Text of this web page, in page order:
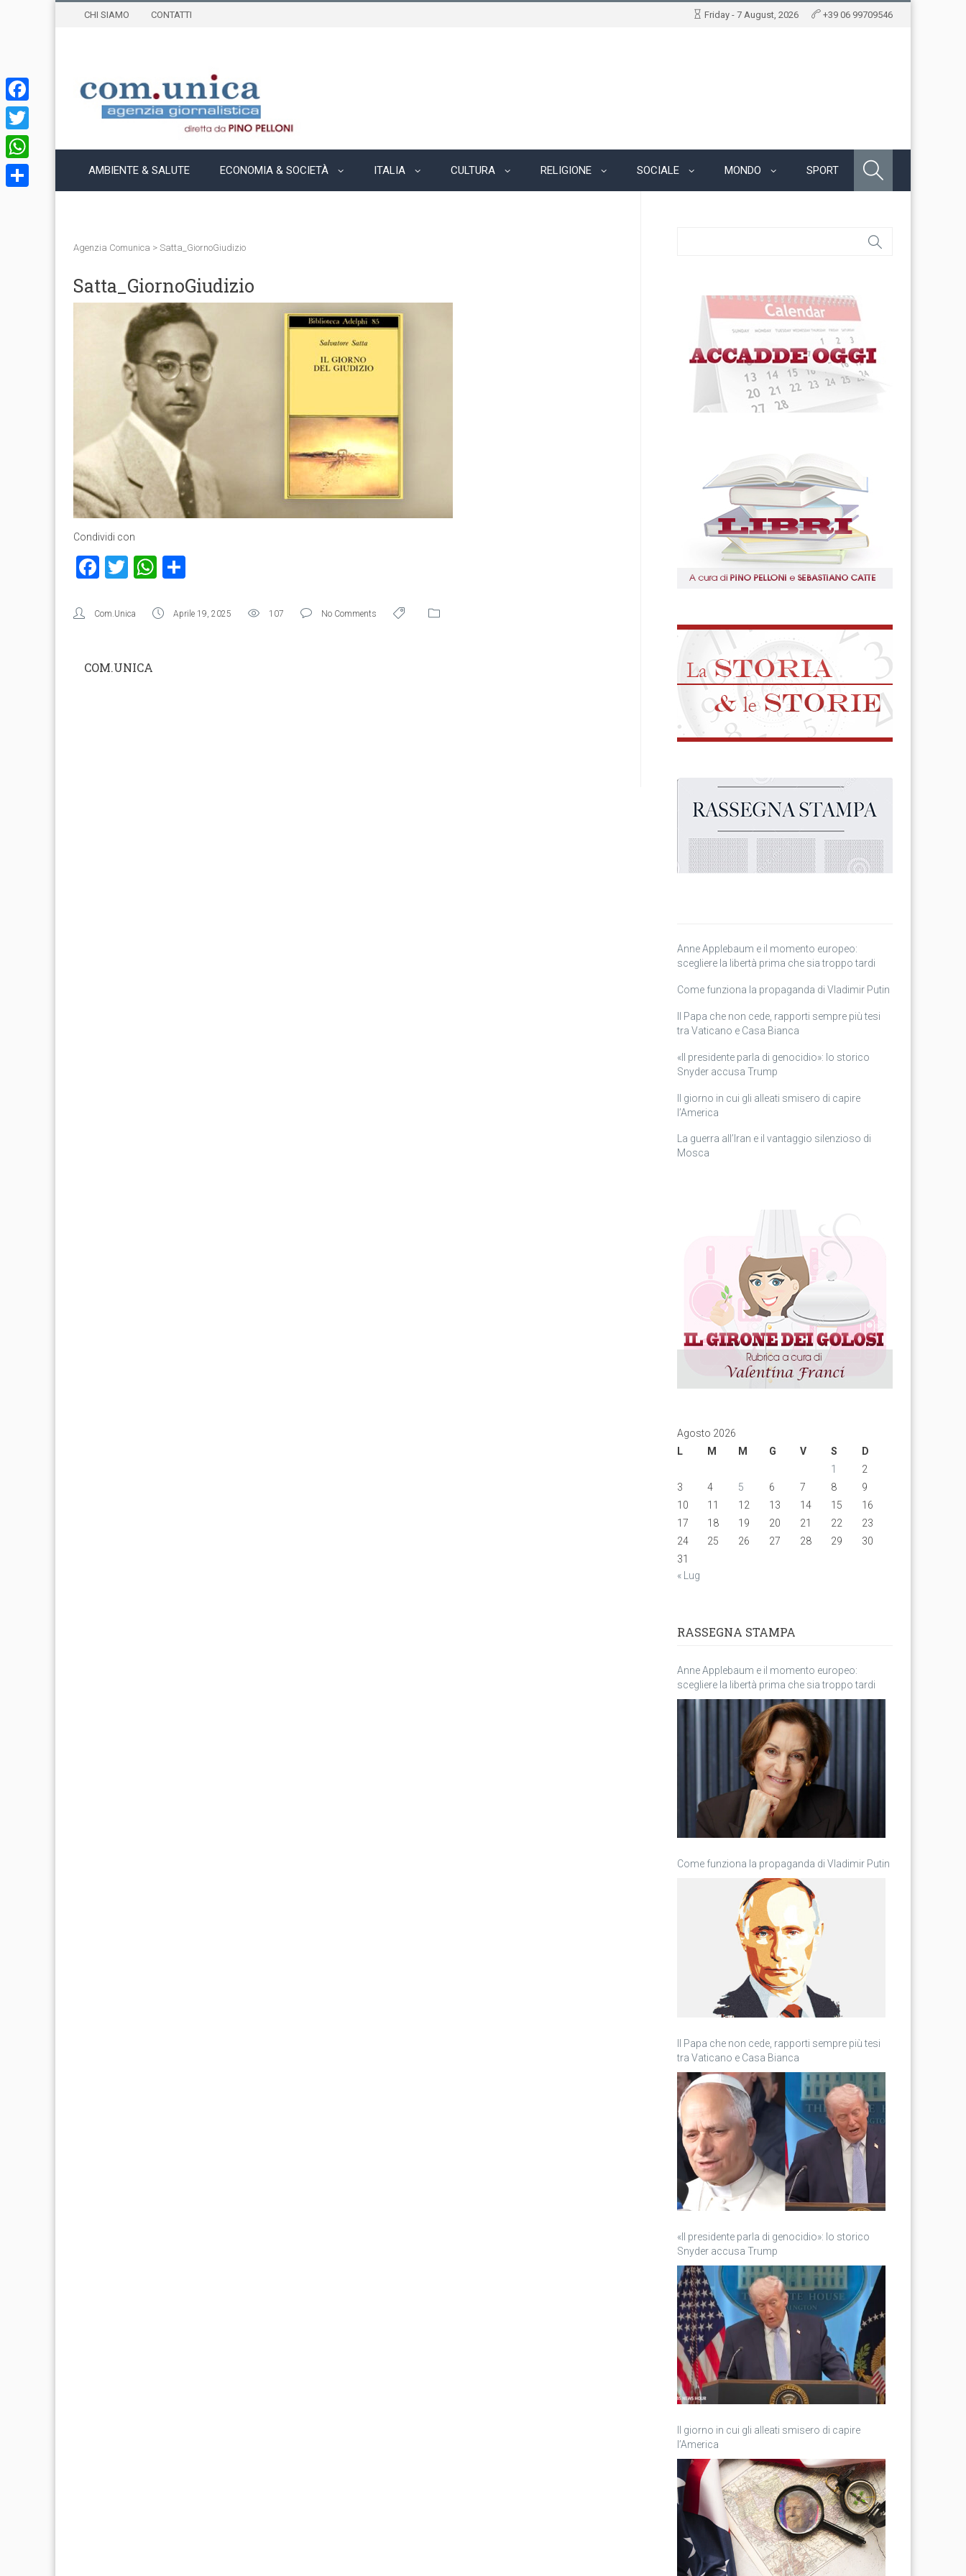
CHI SIAMO CONTATTI Friday - 7 August, 2026 +39 06 99709546
AMBIENTE & SALUTE ECONOMIA & SOCIETÀ ITALIA CULTURA RELIGIONE SOCIALE MONDO SPORT
Agenzia Comunica > Satta_GiornoGiudizio
Satta_GiornoGiudizio
Condividi con
Facebook
TwitterWhatsApp
Com.Unica Aprile 19, 2025 107 No Comments
COM.UNICA
Anne Applebaum e il momento europeo:
scegliere la libertà prima che sia troppo tardi
Come funziona la propaganda di Vladimir Putin
Il Papa che non cede, rapporti sempre più tesi
tra Vaticano e Casa Bianca
«Il presidente parla di genocidio»: lo storico
Snyder accusa Trump
Il giorno in cui gli alleati smisero di capire
l’America
La guerra all’Iran e il vantaggio silenzioso di
Mosca
Agosto 2026
L
M M G V S
D
1
2
3
4 5 6 7 8
9
10
11 12 13 14 15
16
17
18 19 20 21 22
23
24
25 26 27 28 29
30
31
« Lug
RASSEGNA STAMPA
Anne Applebaum e il momento europeo:
scegliere la libertà prima che sia troppo tardi
Come funziona la propaganda di Vladimir Putin
Il Papa che non cede, rapporti sempre più tesi
tra Vaticano e Casa Bianca
«Il presidente parla di genocidio»: lo storico
Snyder accusa Trump
Il giorno in cui gli alleati smisero di capire
l’America
Facebook
Twitter
WhatsApp